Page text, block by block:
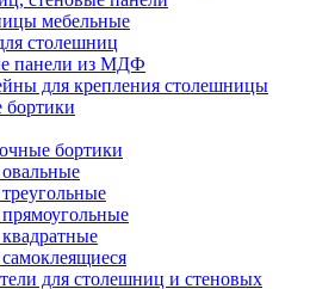
мебельные
столешниц
панели из МДФ
для крепления столешницы
бортики
для столешниц и стеновых